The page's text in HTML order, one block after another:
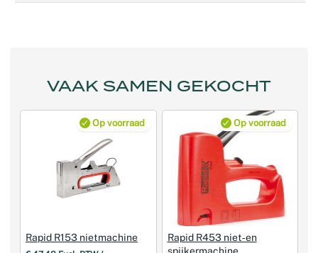
VAAK SAMEN GEKOCHT
Op voorraad
Rapid R153 nietmachine
Op voorraad
Rapid R453 niet‑en